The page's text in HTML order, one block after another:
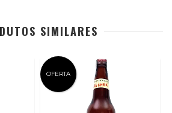
SIMILARES
OFERTA